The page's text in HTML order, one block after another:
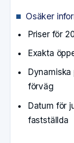
Osäker
Priser för
Exakta
förväg
Datum för
fastställda